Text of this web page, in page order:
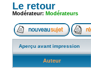
Le retour
Modérateur: Modérateurs
Aperçu avant impression
Auteur